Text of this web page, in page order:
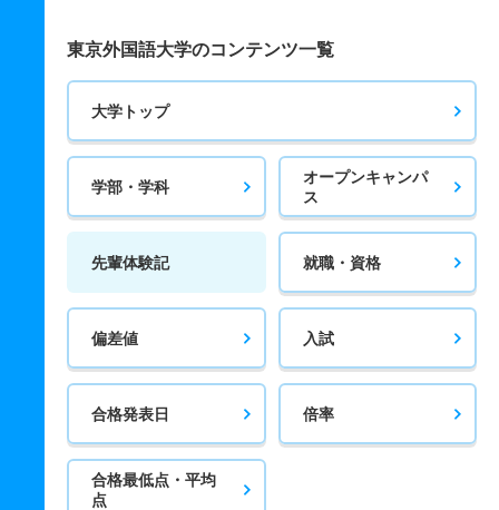
東京外国語大学のコンテンツ一覧
大学トップ
学部・学科
オープンキャンパ
ス
先輩体験記 就職・資格
偏差値 入試
合格発表日 倍率
合格最低点・平均
点